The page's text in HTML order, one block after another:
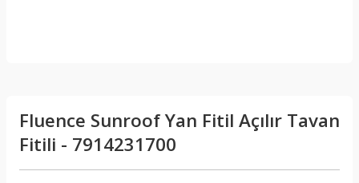
Fluence Sunroof Yan Fitil Açılır Tavan
Fitili - 7914231700